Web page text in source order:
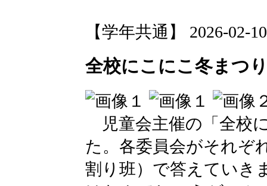
【学年共通】 2026-02-
全校にこにこ冬まつ
児童会主催の「全校
た。各委員会がそれぞ
割り班）で答えていき